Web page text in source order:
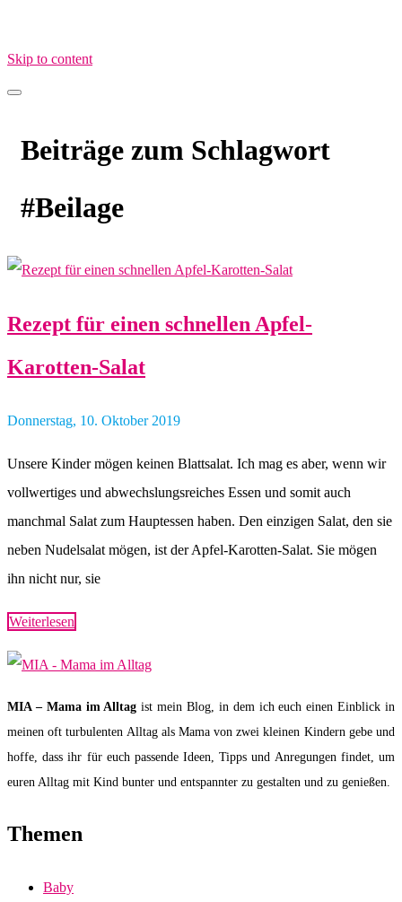
Skip to content
Beiträge zum Schlagwort
#Beilage
Rezept für einen schnellen Apfel-
Karotten-Salat
Donnerstag, 10. Oktober 2019
Unsere Kinder mögen keinen Blattsalat. Ich mag es aber, wenn wir
vollwertiges und abwechslungsreiches Essen und somit auch
manchmal Salat zum Hauptessen haben. Den einzigen Salat, den sie
neben Nudelsalat mögen, ist der Apfel-Karotten-Salat. Sie mögen
ihn nicht nur, sie
Weiterlesen
MIA – Mama im Alltag ist mein Blog, in dem ich euch einen Einblick in
meinen oft turbulenten Alltag als Mama von zwei kleinen Kindern gebe und
hoffe, dass ihr für euch passende Ideen, Tipps und Anregungen findet, um
euren Alltag mit Kind bunter und entspannter zu gestalten und zu genießen.
Themen
Baby